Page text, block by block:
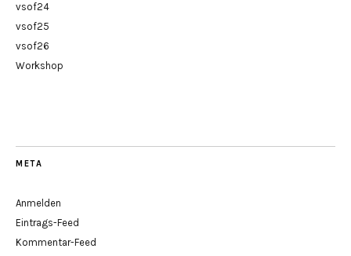
vsof24
vsof25
vsof26
Workshop
META
Anmelden
Eintrags-Feed
Kommentar-Feed